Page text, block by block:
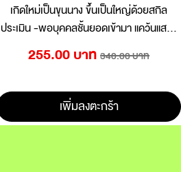
เกิดใหม่เป็นขุนนาง ขึ้นเป็นใหญ่ด้วยสกิล
ประเมิน -พอบุคคลชั้นยอดเข้ามา แคว้นแสนง
อกง่อยที่รับสืบทอดก็กลายเป็นแคว้นสุดแกร่ง-
(นิยาย) 2
255.00 บาท 340.00 บาท
เพิ่มลงตะกร้า